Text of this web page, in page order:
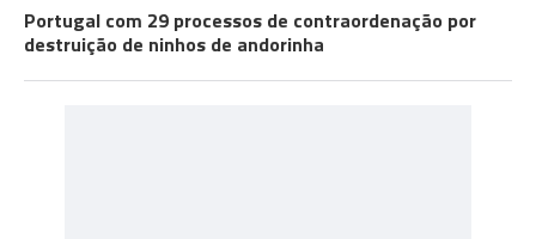
Portugal com 29 processos de contraordenação por
destruição de ninhos de andorinha